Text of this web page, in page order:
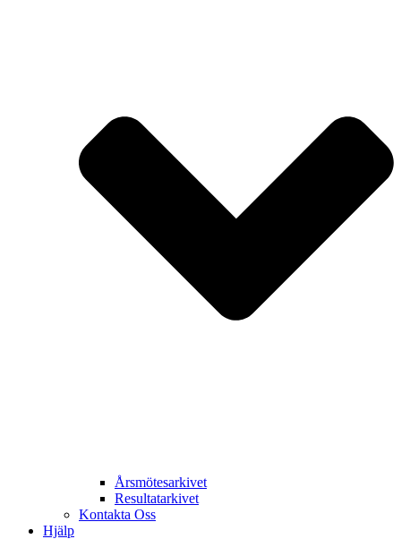
Årsmötesarkivet
Resultatarkivet
Kontakta Oss
Hjälp